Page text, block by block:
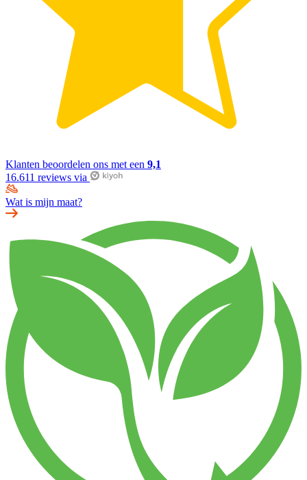
Klanten beoordelen ons met een 9,1
16.611 reviews via
Wat is mijn maat?